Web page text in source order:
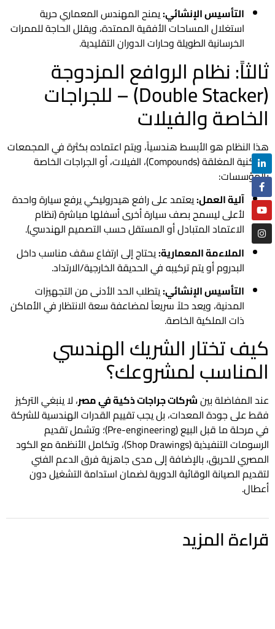
التأسيس الإنشائي:يمنح المهندس المعماري حرية
استغلال المساحات الأفقية الممتدة، ويقلل الحاجة للممرات
الخرسانية الطويلة وحارات الدوران التقليدية.
ثالثاً: نظام الروافع المزدوجة
(Double Stacker) – للجراجات
الخاصة والفيلات
هذا النظام هو الأبسط هندسياً، ويتم اعتماده بكثرة في المجمعات
السكنية المغلقة (Compounds)، الفيلات، أو الجراجات الخاصة
بالمؤسسات:
آلية العمل:يعتمد على رافع هيدروليكي يرفع سيارة واحدة
لأعلى ليسمح بصف سيارة أخرى أسفلها مباشرة (نظام
الاعتماد المتبادل أو المستقل حسب التصميم الهندسي).
الملاءمة المعمارية:يحتاج إلى ارتفاع سقف مناسب داخل
البدروم أو يتم تركيبه في الحديقة الخارجية/الارتداد.
التأسيس الإنشائي:يتطلب الحد الأدنى من التجهيزات
المدنية، ويعد حلاً سريعاً لمضاعفة سعة الانتظار في الأماكن
ذات الملكية الخاصة.
كيف تختار الشريك الهندسي
المناسب لمشروعك؟
عند المفاضلة بينشركات جراجات ذكية في مصر، لا ينبغي التركيز
فقط على جودة المعدات، بل يجب تقييم القدرات الهندسية للشركة
في مرحلة ما قبل البيع (Pre-engineering)؛ وتشمل تقديم
الرسومات التنفيذية (Shop Drawings)، وتكامل الأنظمة مع الكود
المصري للحريق، بالإضافة إلى مدى جاهزية فرق الدعم الفني
لتقديم الصيانة الوقائية الدورية لضمان استدامة التشغيل دون
أعطال.
قراءة المزيد